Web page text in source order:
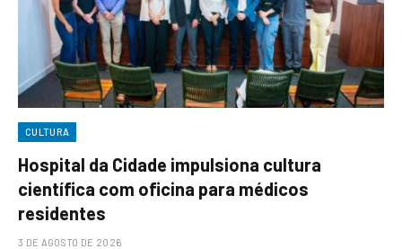
CULTURA
Hospital da Cidade impulsiona cultura
científica com oficina para médicos
residentes
3 DE AGOSTO DE 2026